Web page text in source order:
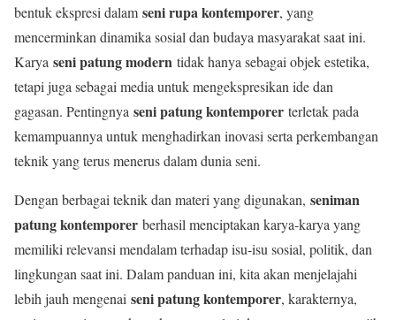
bentuk ekspresi dalam seni rupa kontemporer, yang
mencerminkan dinamika sosial dan budaya masyarakat saat ini.
Karya seni patung modern tidak hanya sebagai objek estetika,
tetapi juga sebagai media untuk mengekspresikan ide dan
gagasan. Pentingnya seni patung kontemporer terletak pada
kemampuannya untuk menghadirkan inovasi serta perkembangan
teknik yang terus menerus dalam dunia seni.
Dengan berbagai teknik dan materi yang digunakan, seniman
patung kontemporer berhasil menciptakan karya-karya yang
memiliki relevansi mendalam terhadap isu-isu sosial, politik, dan
lingkungan saat ini. Dalam panduan ini, kita akan menjelajahi
lebih jauh mengenai seni patung kontemporer, karakternya,